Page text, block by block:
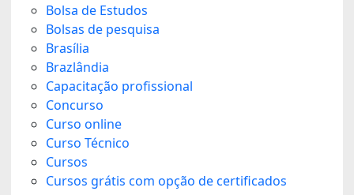
Bolsa de Estudos
Bolsas de pesquisa
Brasília
Brazlândia
Capacitação profissional
Concurso
Curso online
Curso Técnico
Cursos
Cursos grátis com opção de certificados